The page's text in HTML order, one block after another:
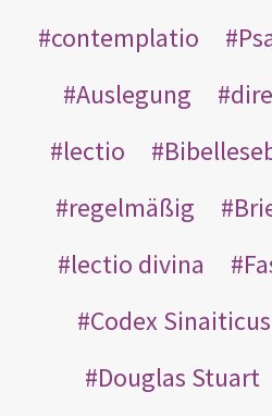
contemplatio
Auslegung
lectio
regelmäßig
lectio divina
Codex Sinaiticus
Douglas Stuart